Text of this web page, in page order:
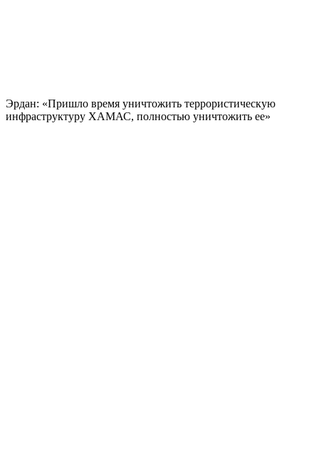
Эрдан: «Пришло время уничтожить террористическую
инфраструктуру ХАМАС, полностью уничтожить ее»